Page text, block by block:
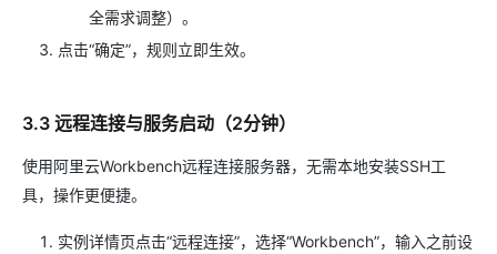
全需求调整）。
点击“确定”，规则立即生效。
3.3 远程连接与服务启动（2分钟）
使用阿里云Workbench远程连接服务器，无需本地安装SSH工
具，操作更便捷。
实例详情页点击“远程连接”，选择“Workbench”，输入之前设